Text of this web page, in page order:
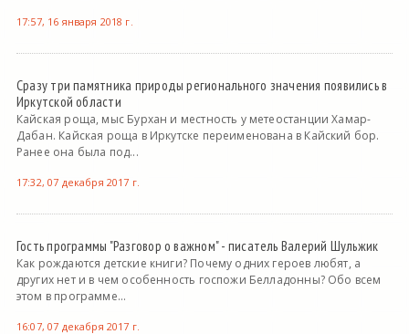
17:57, 16 января 2018 г.
Сразу три памятника природы регионального значения появились в
Иркутской области
Кайская роща, мыс Бурхан и местность у метеостанции Хамар-
Дабан. Кайская роща в Иркутске переименована в Кайский бор.
Ранее она была под...
17:32, 07 декабря 2017 г.
Гость программы "Разговор о важном" - писатель Валерий Шульжик
Как рождаются детские книги? Почему одних героев любят, а
других нет и в чем особенность госпожи Белладонны? Обо всем
этом в программе...
16:07, 07 декабря 2017 г.